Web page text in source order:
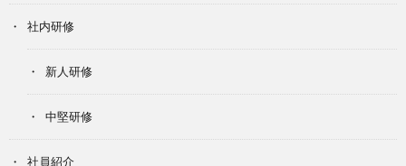
社内研修
新人研修
中堅研修
社員紹介